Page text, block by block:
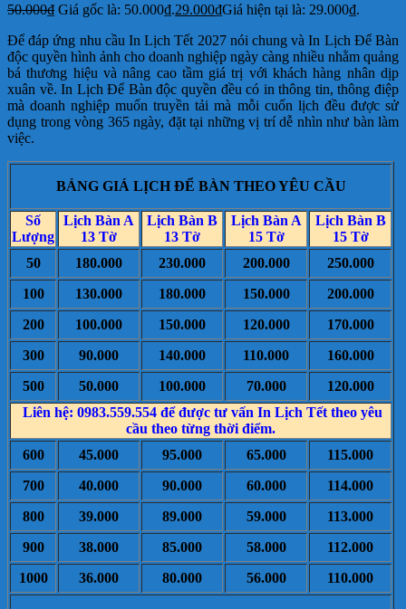
50.000₫ Giá gốc là: 50.000₫.29.000₫Giá hiện tại là: 29.000₫.
Để đáp ứng nhu cầu In Lịch Tết 2027 nói chung và In Lịch Để Bàn
độc quyền hình ảnh cho doanh nghiệp ngày càng nhiều nhằm quảng
bá thương hiệu và nâng cao tầm giá trị với khách hàng nhân dịp
xuân về. In Lịch Để Bàn độc quyền đều có in thông tin, thông điệp
mà doanh nghiệp muốn truyền tải mà mỗi cuốn lịch đều được sử
dụng trong vòng 365 ngày, đặt tại những vị trí dễ nhìn như bàn làm
việc.
BẢNG GIÁ LỊCH ĐỂ BÀN THEO YÊU CẦU
Số
Lượng
Lịch Bàn A
13 Tờ
Lịch Bàn B
13 Tờ
Lịch Bàn A
15 Tờ
Lịch Bàn B
15 Tờ
50
180.000 230.000 200.000
250.000
100
130.000 180.000 150.000
200.000
200
100.000 150.000 120.000
170.000
300
90.000 140.000 110.000
160.000
500
50.000 100.000 70.000
120.000
Liên hệ: 0983.559.554 để được tư vấn In Lịch Tết theo yêu
cầu theo từng thời điểm.
600
45.000 95.000 65.000
115.000
700
40.000 90.000 60.000
114.000
800
39.000 89.000 59.000
113.000
900
38.000 85.000 58.000
112.000
1000
36.000 80.000 56.000 110.000